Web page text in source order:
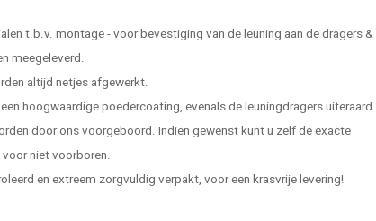
t.b.v. montage - voor bevestiging van de leuning aan de dragers &
meegeleverd.
altijd netjes afgewerkt.
hoogwaardige poedercoating, evenals de leuningdragers uiteraard.
door ons voorgeboord. Indien gewenst kunt u zelf de exacte
niet voorboren.
en extreem zorgvuldig verpakt, voor een krasvrije levering!